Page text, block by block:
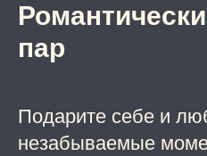
пар
Подарите себе и
незабываемые